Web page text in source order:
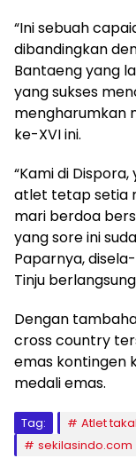
“Ini sebuah
dibandingkan
Bantaeng yang
yang sukses
mengharumkan
ke-XVI ini.
“Kami di
atlet tetap setia
mari berdoa
yang sore ini
Paparnya,
Tinju
Dengan
cross country
emas kontingen
medali emas.
Tag: Atlet
sekilasindo.com